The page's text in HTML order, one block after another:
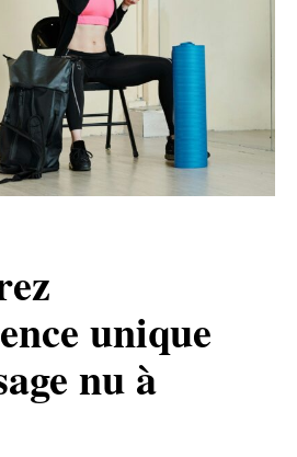
unique
nu à